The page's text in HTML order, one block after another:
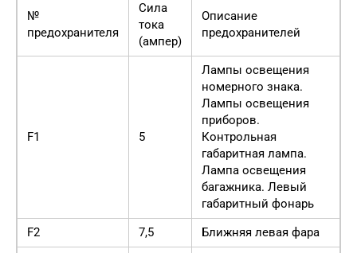
№
предохранителя
Сила
тока
(ампер)
Описание
предохранителей
F1 5
Лампы освещения
номерного знака.
Лампы освещения
приборов.
Контрольная
габаритная лампа.
Лампа освещения
багажника. Левый
габаритный фонарь
F2
7,5
Ближняя левая фара